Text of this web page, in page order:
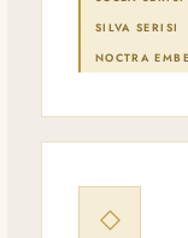
SILVA SERISI
NOCTRA
◇